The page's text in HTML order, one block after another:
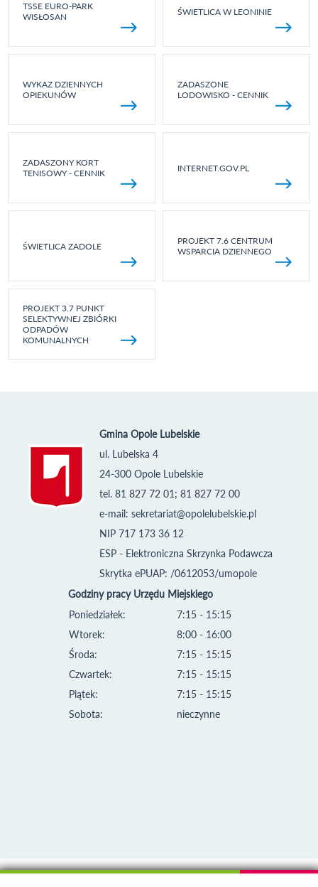
TSSE EURO-PARK
WISŁOSAN
ŚWIETLICA W LEONINIE
WYKAZ DZIENNYCH
OPIEKUNÓW
ZADASZONE
LODOWISKO - CENNIK
ZADASZONY KORT
TENISOWY - CENNIK
INTERNET.GOV.PL
ŚWIETLICA ZADOLE
PROJEKT 7.6 CENTRUM
WSPARCIA DZIENNEGO
PROJEKT 3.7 PUNKT
SELEKTYWNEJ ZBIÓRKI
ODPADÓW
KOMUNALNYCH
Gmina Opole Lubelskie
ul. Lubelska 4
24-300 Opole Lubelskie
tel. 81 827 72 01; 81 827 72 00
e-mail: sekretariat@opolelubelskie.pl
NIP 717 173 36 12
ESP - Elektroniczna Skrzynka Podawcza
Skrytka ePUAP: /0612053/umopole
Godziny pracy Urzędu Miejskiego
Poniedziałek:
Wtorek:
Środa:
Czwartek:
Piątek:
Sobota:
7:15 - 15:15
8:00 - 16:00
7:15 - 15:15
7:15 - 15:15
7:15 - 15:15
nieczynne